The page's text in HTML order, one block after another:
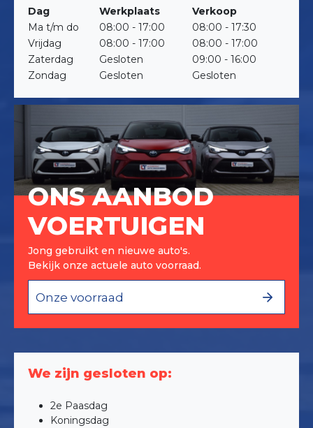
Dag Werkplaats
Verkoop
Ma t/m do
08:00 - 17:00
08:00 - 17:30
Vrijdag
08:00 - 17:00
08:00 - 17:00
Zaterdag
Gesloten
09:00 - 16:00
Zondag
Gesloten Gesloten
ONS AANBOD
VOERTUIGEN
Jong gebruikt en nieuwe auto's.
Bekijk onze actuele auto voorraad.
Onze voorraad
We zijn gesloten op:
2e Paasdag
Koningsdag